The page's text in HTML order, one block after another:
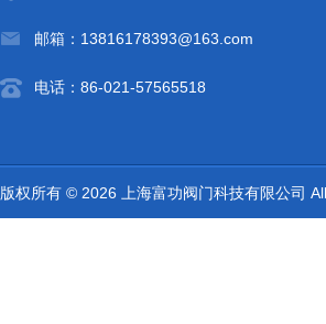
邮箱：13816178393@163.com
电话：86-021-57565518
版权所有 © 2026 上海富功阀门科技有限公司